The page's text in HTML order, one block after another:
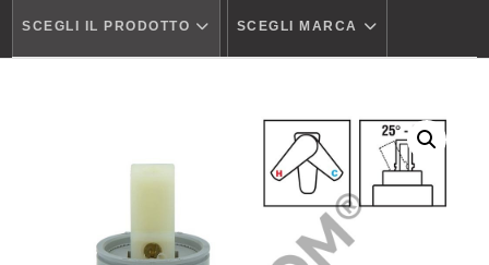
SCEGLI IL PRODOTTO SCEGLI MARCA